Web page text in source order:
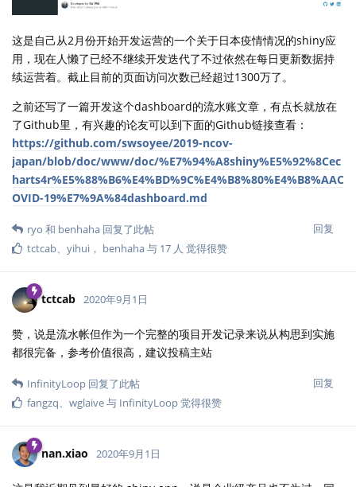
这是自己从2月份开始开发运营的一个关于日本疫情情况的shiny应
用，现在人懒了已经不继续开发迭代了不过依然在每日更新数据持
续运营着。截止目前的页面访问次数已经超过1300万了。
之前还写了一篇开发这个dashboard的流水账文章，有点长就放在
了Github里，有兴趣的论友可以到下面的Github链接查看：
https://github.com/swsoyee/2019-ncov-
japan/blob/doc/www/doc/%E7%94%A8shiny%E5%92%8Cec
harts4r%E5%88%B6%E4%BD%9C%E4%B8%80%E4%B8%AAC
OVID-19%E7%9A%84dashboard.md
回复
ryo 和 benhaha 回复了此帖
tctcab、 yihui ， benhaha与 17 人 觉得很赞
tctcab 2020年9月1日
赞，说是流水帐但作为一个完整的项目开发记录来说从构思到实施
都很完备，参考价值很高，建议投稿主站
回复
InfinityLoop 回复了此帖
fangzq、 wglaive与 InfinityLoop觉得很赞
nan.xiao 2020年9月1日